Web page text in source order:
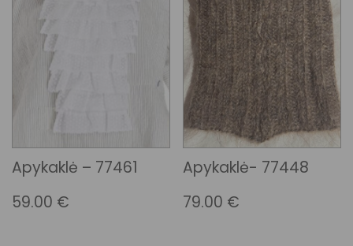
Apykaklė – 77461
59.00 €
Apykaklė- 77448
79.00 €